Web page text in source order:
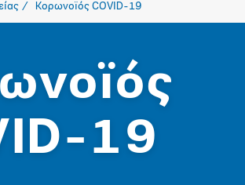
Κορωνοϊός COVID-19
19